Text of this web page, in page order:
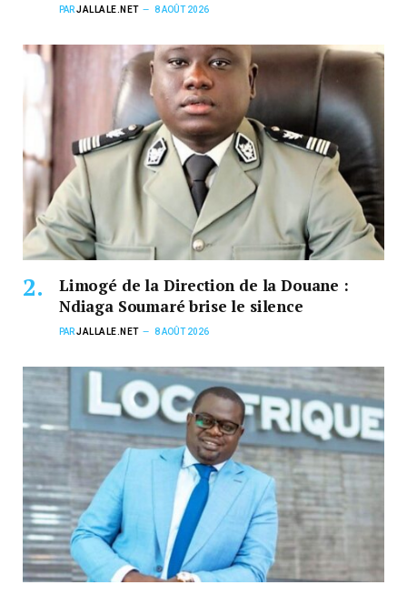
PARJALLALE.NET 8 AOÛT 2026
Limogé de la Direction de la Douane :
Ndiaga Soumaré brise le silence
PARJALLALE.NET 8 AOÛT 2026